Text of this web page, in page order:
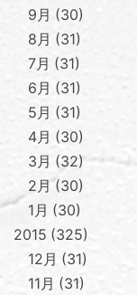
9月
30
8月
31
7月
31
6月
31
5月
31
4月
30
3月
32
2月
30
1月
30
2015 325
12月
31
11月
31